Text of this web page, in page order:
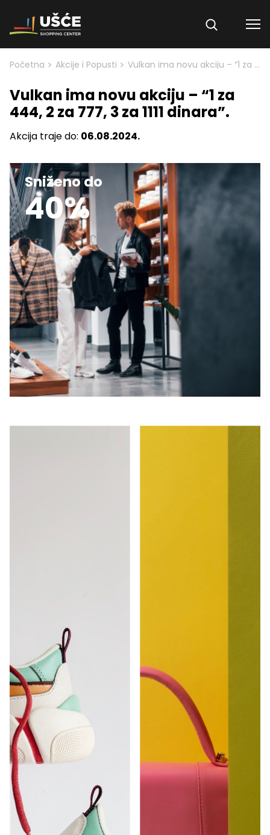
Skip to content
Početna > Akcije i Popusti > Vulkan ima novu akciju – “1 za 444, 2 za 777, 3 za 1111 dinara”.
Vulkan ima novu akciju – “1 za
444, 2 za 777, 3 za 1111 dinara”.
Akcija traje do: 06.08.2024.
Sniženo do
40%